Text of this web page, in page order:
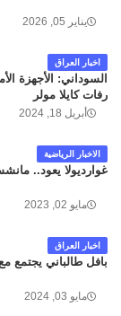
يناير 05, 2026
اخبار العراق
السوداني: الأجهزة
رفات كايلا مولر
أبريل 18, 2024
الاخبار الرياضية
غوارديولا يعود..
مايو 02, 2023
اخبار العراق
بافل طالباني يجتمع
مايو 03, 2024